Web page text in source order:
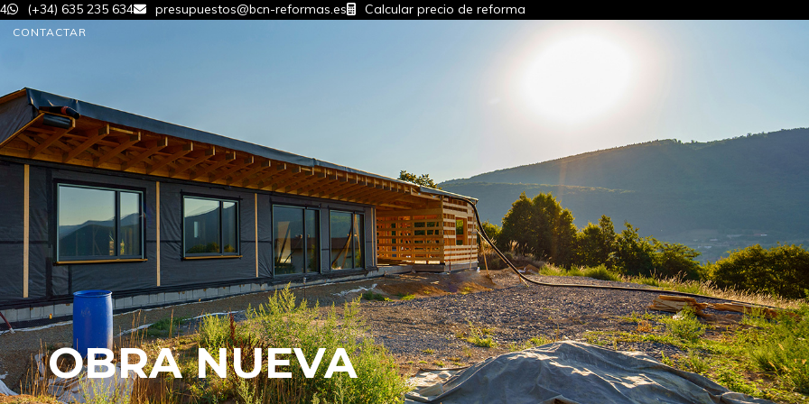
(+34) 635 235 634 presupuestos@bcn-reformas.es Calcular precio de reforma
CONTACTAR
OBRA NUEVA